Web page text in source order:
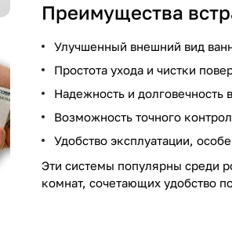
Преимущества
Улучшенный внешний вид
Простота ухода и чистки
Надежность и
Возможность точного
Удобство эксплуатации,
Эти системы популярны среди
комнат, сочетающих удобство